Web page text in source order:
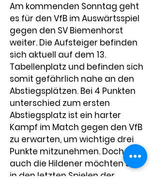
Am kommenden Sonntag geht
es für den VfB im Auswärtsspiel
gegen den SV Biemenhorst
weiter. Die Aufsteiger befinden
sich aktuell auf dem 13.
Tabellenplatz und befinden sich
somit gefährlich nahe an den
Abstiegsplätzen. Bei 4 Punkten
unterschied zum ersten
Abstiegsplatz ist ein harter
Kampf im Match gegen den VfB
zu erwarten, um wichtige drei
Punkte mitzunehmen. Doch
auch die Hildener möchten sich
in den letzten Spielen der